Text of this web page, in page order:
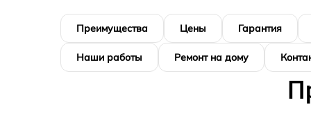
Преимущества Цены Гарантия
Наши работы Ремонт на дому